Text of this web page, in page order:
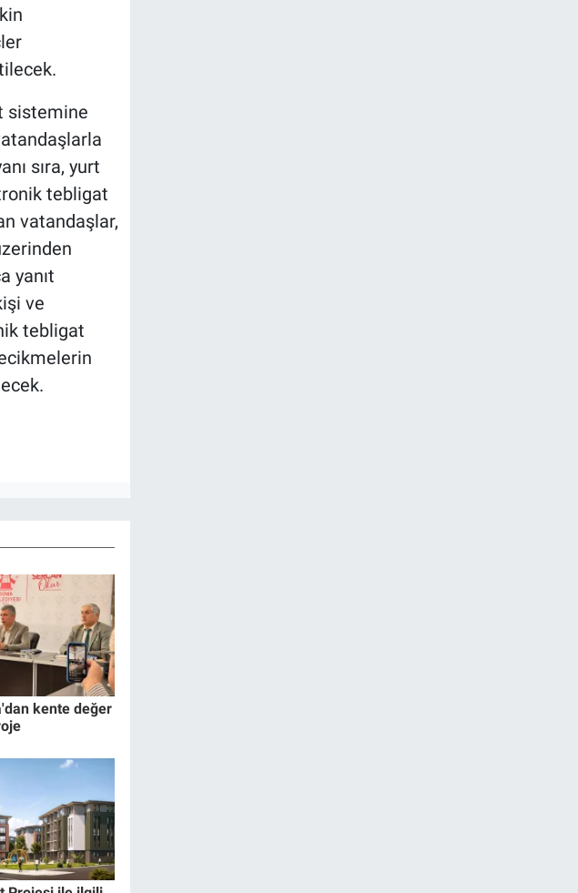
sistemine
sıra, yurt
tebligat
vatandaşlar,
yanıt
ve
tebligat
kente değer